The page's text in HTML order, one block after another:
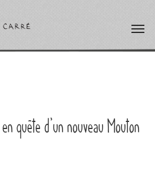
quête d’un nouveau Mouton